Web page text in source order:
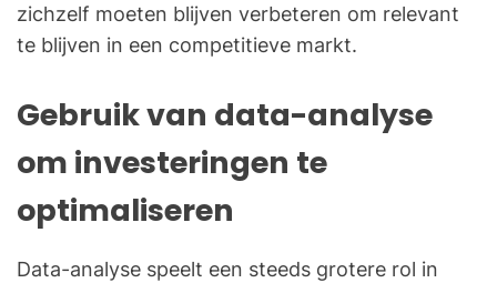
zichzelf moeten blijven verbeteren om relevant
te blijven in een competitieve markt.
Gebruik van data-analyse
om investeringen te
optimaliseren
Data-analyse speelt een steeds grotere rol in